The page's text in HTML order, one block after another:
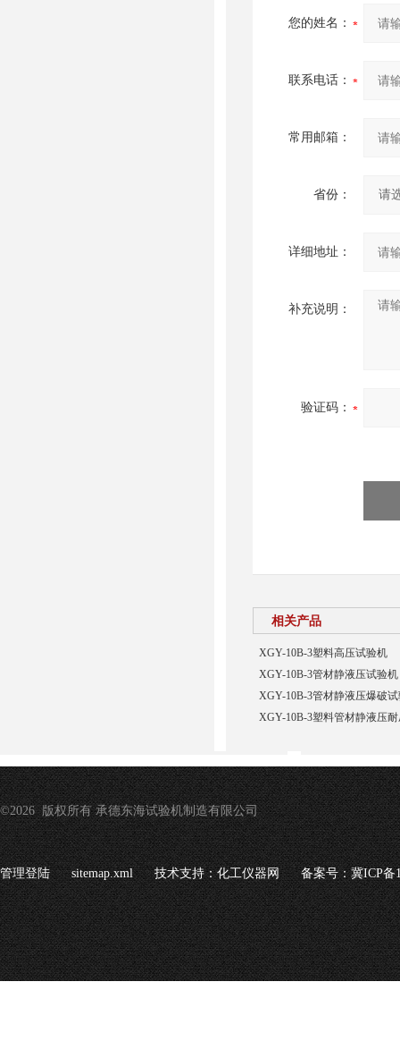
您的姓名：
联系电话：
常用邮箱：
省份：
详细地址：
补充说明：
验证码：
相关产品
XGY-10B-3塑料高压试验机
XGY-10B-3管材静液压试验机
XGY-10B-3管材静液压爆破
XGY-10B-3塑料管材静液压
©2026 版权所有 承德东海试验机制造有限公司
管理登陆 sitemap.xml 技术支持：化工仪器网 备案号：冀ICP备